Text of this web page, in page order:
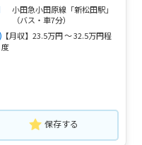
小田急小田原線「新松田駅」
（バス・車7分）
【月収】23.5万円 ～ 32.5万円程
度
保存する